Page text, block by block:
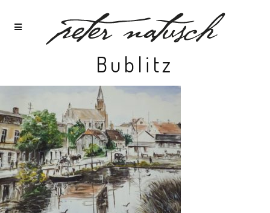
Bublitz